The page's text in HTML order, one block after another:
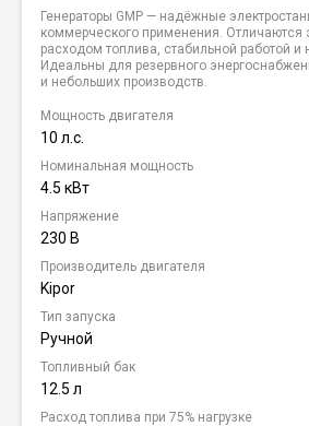
Генераторы GMP — надёжные
коммерческого применения.
расходом топлива, стабильной работой и
Идеальны для резервного
и небольших производств.
Мощность двигателя
10 л.с.
Номинальная мощность
4.5 кВт
Напряжение
230 В
Производитель двигателя
Kipor
Тип запуска
Ручной
Топливный бак
12.5 л
Расход топлива при 75% нагрузке